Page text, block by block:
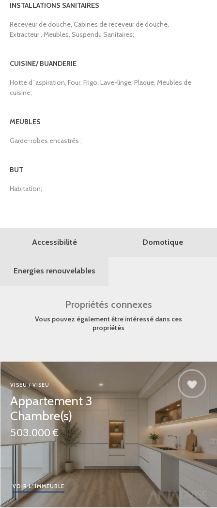
INSTALLATIONS SANITAIRES
Receveur de douche, Cabines de receveur de douche,
Extracteur , Meubles, Suspendu Sanitaires;
CUISINE/ BUANDERIE
Hotte d´aspiration, Four, Frigo, Lave-linge, Plaque, Meubles de
cuisine;
MEUBLES
Garde-robes encastrés ;
BUT
Habitation;
Accessibilité Domotique
Energies renouvelables
Propriétés connexes
Vous pouvez également être intéressé dans ces
propriétés
VISEU / VISEU
Appartement 3
Chambre(s)
503.000 €
VOIR L´IMMEUBLE